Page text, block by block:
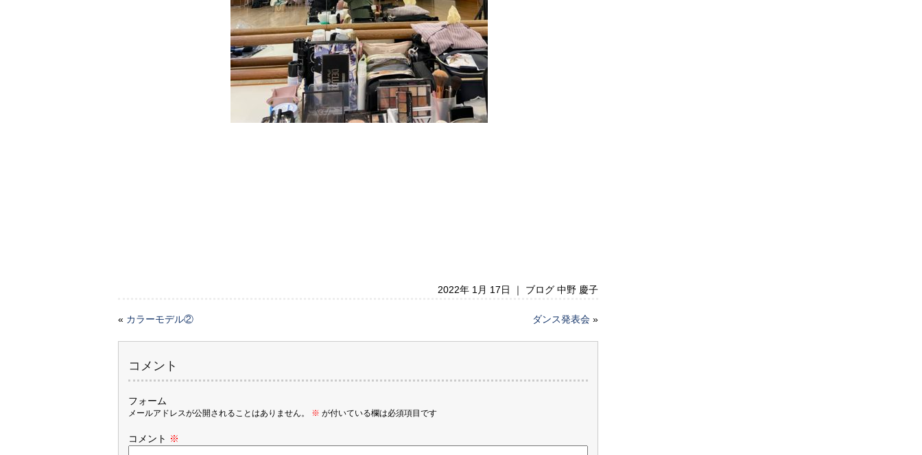
2022年 1月 17日 ｜ ブログ 中野 慶子
« カラーモデル② ダンス発表会 »
コメント
フォーム
メールアドレスが公開されることはありません。 ※ が付いている欄は必須項目です
コメント ※